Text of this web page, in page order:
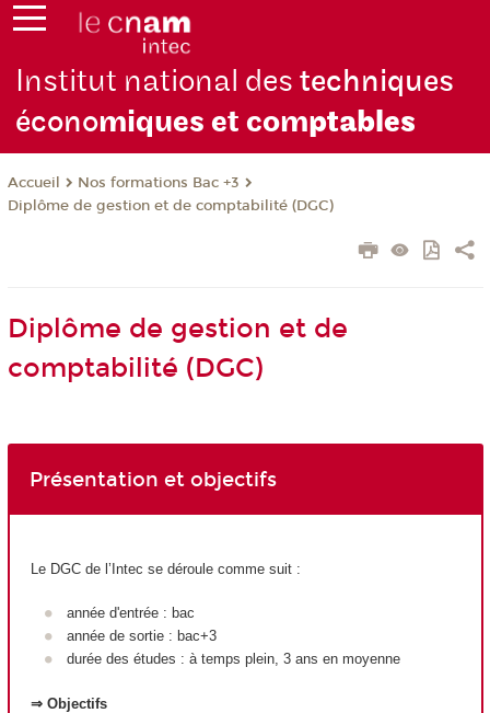
Institut national destechniques
économiques et comptables
Accueil
Nos formations Bac +3
Diplôme de gestion et de comptabilité (DGC)
Diplôme de gestion et de
comptabilité (DGC)
Présentation et objectifs
Le DGC de l’Intec se déroule comme suit :
année d'entrée : bac
année de sortie : bac+3
durée des études : à temps plein, 3 ans en moyenne
⇒ Objectifs